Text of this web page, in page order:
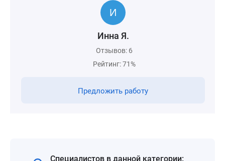
Инна Я.
Отзывов: 6
Рейтинг: 71%
Предложить работу
Специалистов в данной категории: